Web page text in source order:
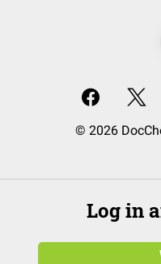
© 2026
Log in